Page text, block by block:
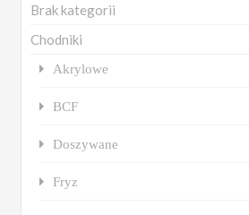
Brak kategorii
Chodniki
Akrylowe
BCF
Doszywane
Fryz